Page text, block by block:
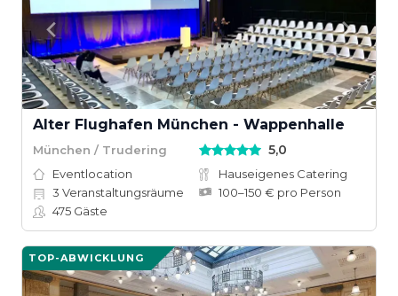
Alter Flughafen München - Wappenhalle
München / Trudering 5,0
Eventlocation
Hauseigenes Catering
3 Veranstaltungsräume
100–150 € pro Person
475 Gäste
TOP-ABWICKLUNG